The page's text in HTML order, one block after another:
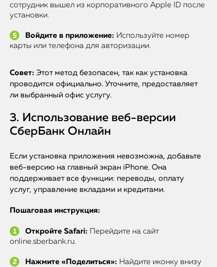
сотрудник вышел из корпоративного Apple ID после
установки.
Войдите в приложение: Используйте номер
карты или телефона для авторизации.
Совет: Этот метод безопасен, так как установка
проводится официально. Уточните, предоставляет
ли выбранный офис услугу.
3. Использование веб-версии
СберБанк Онлайн
Если установка приложения невозможна, добавьте
веб-версию на главный экран iPhone. Она
поддерживает все функции: переводы, оплату
услуг, управление вкладами и кредитами.
Пошаговая инструкция:
Откройте Safari: Перейдите на сайт
online.sberbank.ru.
Нажмите «Поделиться»: Найдите иконку внизу